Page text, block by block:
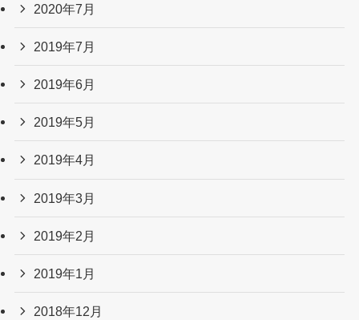
2020年7月
2019年7月
2019年6月
2019年5月
2019年4月
2019年3月
2019年2月
2019年1月
2018年12月